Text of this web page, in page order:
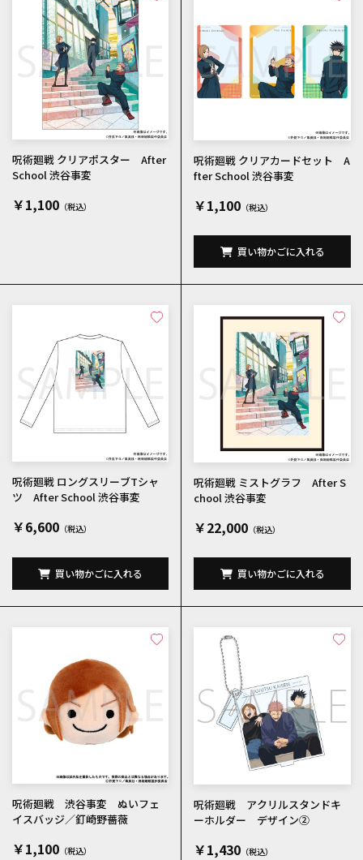
呪術廻戦 クリアポスター After
School 渋谷事変
￥1,100
呪術廻戦 クリアカードセット A
fter School 渋谷事変
￥1,100
買い物かごに入れる
呪術廻戦 ロングスリーブTシャ
ツ After School 渋谷事変
￥6,600
買い物かごに入れる
呪術廻戦 ミストグラフ After S
chool 渋谷事変
￥22,000
買い物かごに入れる
呪術廻戦 渋谷事変 ぬいフェ
イスバッジ／釘崎野薔薇
￥1,100
呪術廻戦 アクリルスタンドキ
ーホルダー デザイン②
￥1,430